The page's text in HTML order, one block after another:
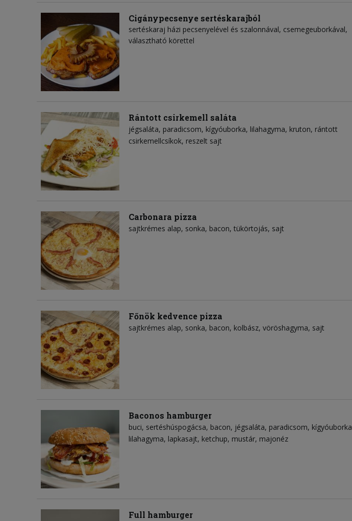
Cigánypecsenye sertéskarajból
sertéskaraj házi pecsenyelével és szalonnával, csemegeuborkával,
választható körettel
Rántott csirkemell saláta
jégsaláta paradicsom kígyóuborka lilahagyma kruton rántott
csirkemellcsíkok reszelt sajt
Carbonara pizza
sajtkrémes alap sonka bacon tükörtojás sajt
Főnök kedvence pizza
sajtkrémes alap sonka bacon kolbász vöröshagyma sajt
Baconos hamburger
buci sertéshúspogácsa bacon jégsaláta paradicsom kígyóuborka
lilahagyma lapkasajt ketchup mustár majonéz
Full hamburger